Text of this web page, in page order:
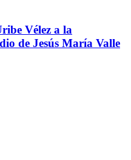
Vélez a la
de Jesús María Valle